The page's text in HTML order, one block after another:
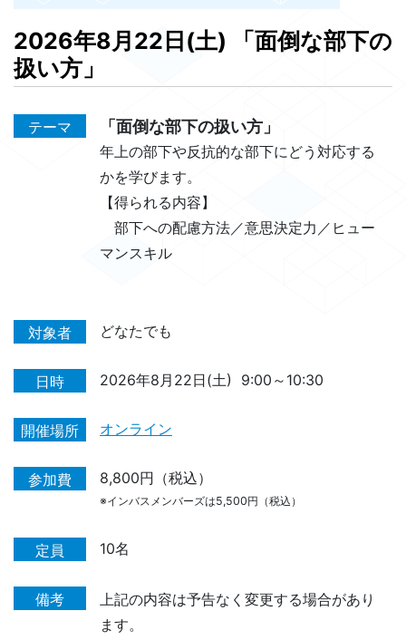
2026年8月22日(土) 「面倒な部下の
扱い方」
テーマ 「面倒な部下の扱い方」
年上の部下や反抗的な部下にどう対応する
かを学びます。
【得られる内容】
部下への配慮方法／意思決定力／ヒュー
マンスキル
対象者 どなたでも
日時 2026年8月22日(土) 9:00～10:30
開催場所 オンライン
参加費 8,800円（税込）
※インバスメンバーズは5,500円（税込）
定員 10名
備考
上記の内容は予告なく変更する場合があり
ます。